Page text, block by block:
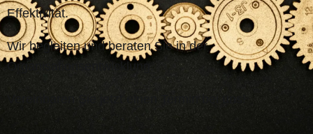
Effektivität.
Wir begleiten und beraten Sie in der
Organisationsentwicklung.
Vereinbaren Sie jetzt einen Termin bei uns!